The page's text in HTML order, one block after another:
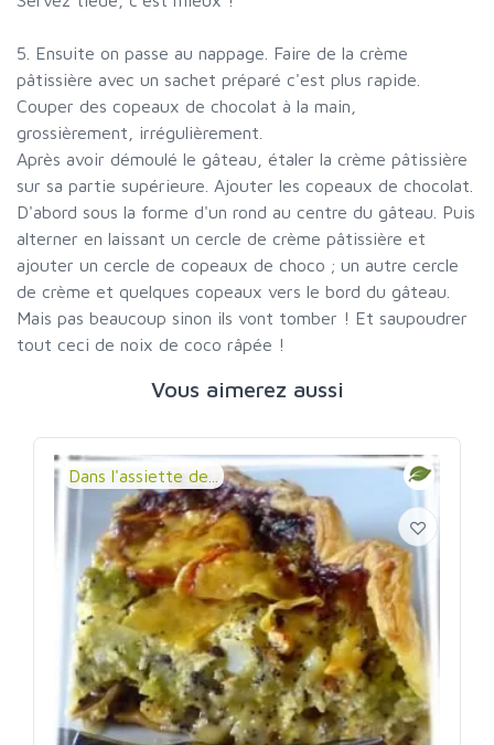
5. Ensuite on passe au nappage. Faire de la crème
pâtissière avec un sachet préparé c'est plus rapide.
Couper des copeaux de chocolat à la main,
grossièrement, irrégulièrement.
Après avoir démoulé le gâteau, étaler la crème pâtissière
sur sa partie supérieure. Ajouter les copeaux de chocolat.
D'abord sous la forme d'un rond au centre du gâteau. Puis
alterner en laissant un cercle de crème pâtissière et
ajouter un cercle de copeaux de choco ; un autre cercle
de crème et quelques copeaux vers le bord du gâteau.
Mais pas beaucoup sinon ils vont tomber ! Et saupoudrer
tout ceci de noix de coco râpée !
Vous aimerez aussi
Dans l'assiette de...